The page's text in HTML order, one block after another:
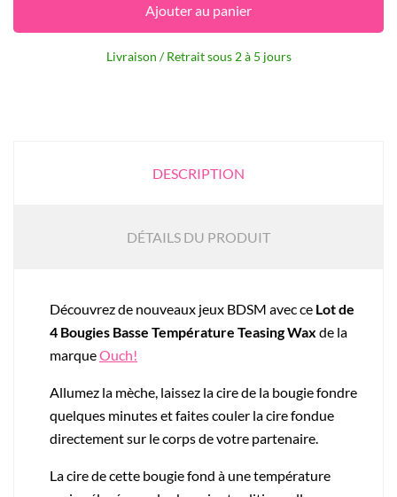
Ajouter au panier
Livraison / Retrait sous 2 à 5 jours
DESCRIPTION
DÉTAILS DU PRODUIT
Découvrez de nouveaux jeux BDSM avec ce Lot de
4 Bougies Basse Température Teasing Wax de la
marqueOuch!
Allumez la mèche, laissez la cire de la bougie fondre
quelques minutes et faites couler la cire fondue
directement sur le corps de votre partenaire.
La cire de cette bougie fond à unetempérature